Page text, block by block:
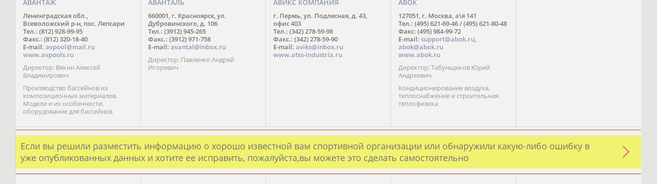
от инвентаря конкурентов.
стала простая и емкая фраза:
«Почувствуйте разницу!». Ведь мы
точно знаем, что нет предела
совершенству и постоянно
пребываем в поиске лучших
материалов и более современных
решений.
АВАНТАЖ
Ленинградская обл.,
Всеволожский р-н, пос. Лепсари
Тел.: (812) 928-99-95
Факс.: (812) 320-18-40
E-mail: avpool@mail.ru
www.avpools.ru
Директор: Вякин Алексей
Владимирович
Производство бассейнов из
композиционных материалов.
Модели и их особенности,
оборудование для бассейнов
АВАНТАЛЬ
660001, г. Красноярск, ул.
Дубровинского, д. 106
Тел.: (3912) 945-265
Факс.: (3912) 971-758
E-mail: avantal@inbox.ru
Директор: Павленко Андрей
Игоревич
АВИКС КОМПАНИЯ
г. Пермь, ул. Подлесная, д. 43,
офис 403
Тел.: (342) 278-59-98
Факс.: (342) 278-59-90
E-mail: aviks@inbox.ru
www.atss-industria.ru
АВОК
127051, г. Москва, а\я 141
Тел.: (495) 621-69-46 / (495) 621-80-48
Факс: (495) 984-99-72
E-mail: support@abok.ru,
abok@abok.ru
www.abok.ru
Директор: Табунщиков Юрий
Андреевич
Кондиционирование воздуха,
теплоснабжение и строительная
теплофизика
Если вы решили разместить информацию о хорошо известной вам спортивной организации или обнаружили какую-либо ошибку в
уже опубликованных данных и хотите ее исправить, пожалуйста,вы можете это сделать самостоятельно